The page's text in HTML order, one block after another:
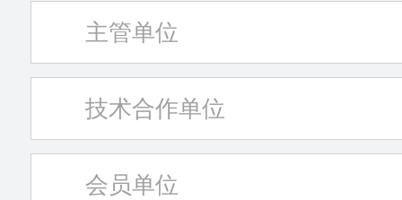
主管单位
技术合作单位
会员单位